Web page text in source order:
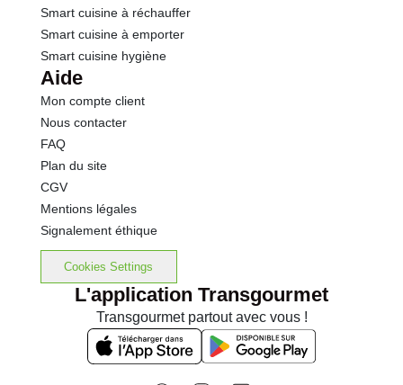
Smart cuisine à réchauffer
Smart cuisine à emporter
Smart cuisine hygiène
Aide
Mon compte client
Nous contacter
FAQ
Plan du site
CGV
Mentions légales
Signalement éthique
Cookies Settings
L'application Transgourmet
Transgourmet partout avec vous !